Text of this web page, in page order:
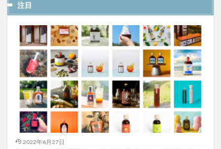
注目
2022年6月27日